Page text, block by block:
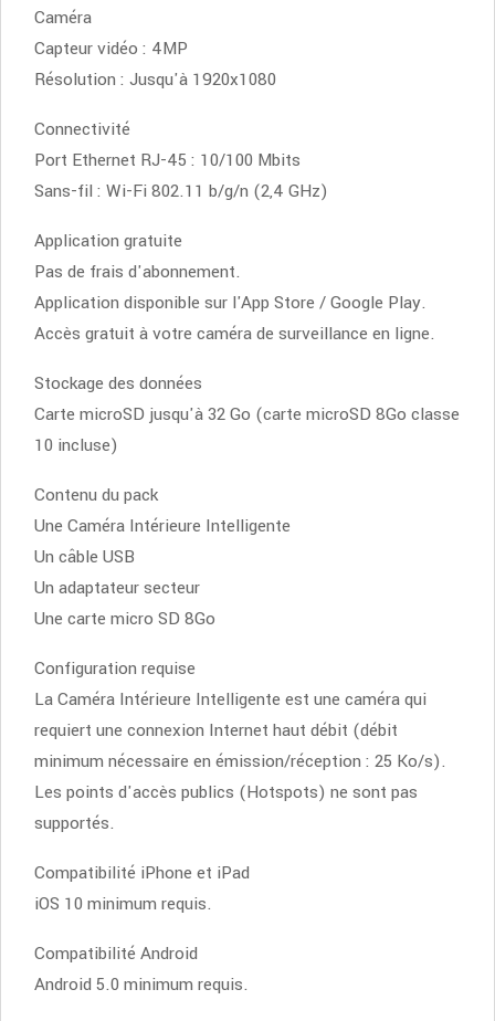
Caméra
Capteur vidéo : 4MP
Résolution : Jusqu'à 1920x1080
Connectivité
Port Ethernet RJ-45 : 10/100 Mbits
Sans-fil : Wi-Fi 802.11 b/g/n (2,4 GHz)
Application gratuite
Pas de frais d'abonnement.
Application disponible sur l'App Store / Google Play.
Accès gratuit à votre caméra de surveillance en ligne.
Stockage des données
Carte microSD jusqu'à 32 Go (carte microSD 8Go classe
10 incluse)
Contenu du pack
Une Caméra Intérieure Intelligente
Un câble USB
Un adaptateur secteur
Une carte micro SD 8Go
Configuration requise
La Caméra Intérieure Intelligente est une caméra qui
requiert une connexion Internet haut débit (débit
minimum nécessaire en émission/réception : 25 Ko/s).
Les points d'accès publics (Hotspots) ne sont pas
supportés.
Compatibilité iPhone et iPad
iOS 10 minimum requis.
Compatibilité Android
Android 5.0 minimum requis.